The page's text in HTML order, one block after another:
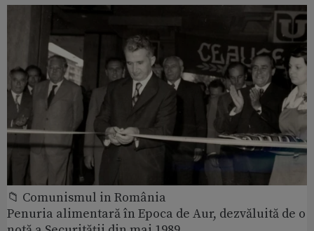
📁 Comunismul in România
Penuria alimentară în Epoca de Aur, dezvăluită de o